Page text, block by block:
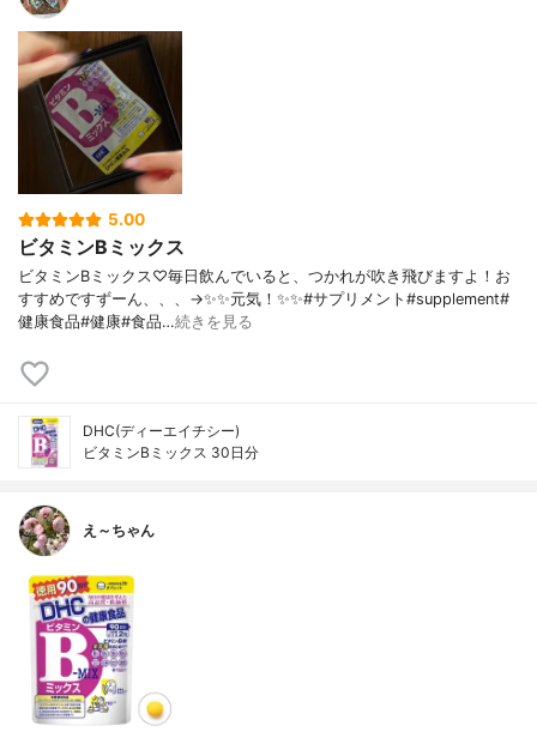
5.00
ビタミンBミックス
ビタミンBミックス♡毎日飲んでいると、つかれが吹き飛びますよ！お
すすめですずーん、、、→✨✨元気！✨✨#サプリメント#supplement#
健康食品#健康#食品…続きを見る
DHC(ディーエイチシー)
ビタミンBミックス 30日分
え～ちゃん